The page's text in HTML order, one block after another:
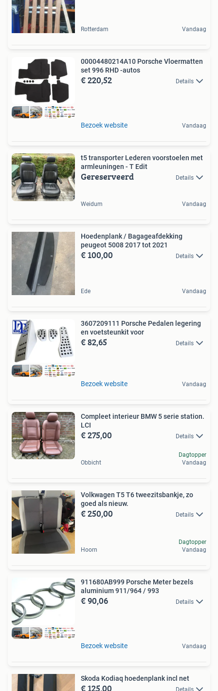
Rotterdam Vandaag
00004480214A10 Porsche Vloermatten
set 996 RHD -autos
€ 220,52 Details
Bezoek website Vandaag
t5 transporter Lederen voorstoelen met
armleuningen - T Edit
Gereserveerd Details
Weidum Vandaag
Hoedenplank / Bagageafdekking
peugeot 5008 2017 tot 2021
€ 100,00 Details
Ede Vandaag
3607209111 Porsche Pedalen legering
en voetsteunkit voor
€ 82,65 Details
Bezoek website Vandaag
Compleet interieur BMW 5 serie station.
LCI
€ 275,00 Details
Obbicht
Dagtopper
Vandaag
Volkwagen T5 T6 tweezitsbankje, zo
goed als nieuw.
€ 250,00 Details
Hoorn
Dagtopper
Vandaag
911680AB999 Porsche Meter bezels
aluminium 911/964 / 993
€ 90,06 Details
Bezoek website Vandaag
Skoda Kodiaq hoedenplank incl net
€ 125,00 Details